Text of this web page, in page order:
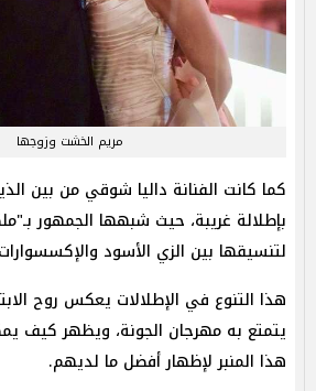
مريم الخشت وزوجها
كما كانت الفنانة داليا شوقي من بين
بإطلالة غريبة، حيث شبهها الجمهور
لتنسيقها بين الزي الأسود
هذا التنوع في الإطلالات يعكس روح
يتمتع به مهرجان الجونة، ويظهر كيف
هذا المنبر لإظهار أفضل ما لديهم.